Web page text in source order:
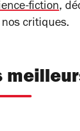
fiction,
critiques.